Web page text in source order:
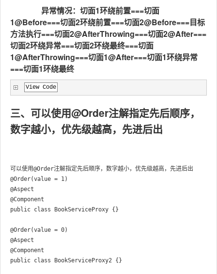
异常情况：切面1环绕前置===切面
1@Before===切面2环绕前置===切面2@Before===目标
方法执行===切面2@AfterThrowing===切面2@After===
切面2环绕异常===切面2环绕最终===切面
1@AfterThrowing===切面1@After===切面1环绕异常
===切面1环绕最终
View Code
三、 可以使用 @Order注解指定先后顺序，
数字越小，优先级越高， 先进后出
可以使用@Order注解指定先后顺序，数字越小，优先级越高，先进后出
@Order(value = 1)
@Aspect
@Component
public class BookServiceProxy {}
@Order(value = 0)
@Aspect
@Component
public class BookServiceProxy2 {}